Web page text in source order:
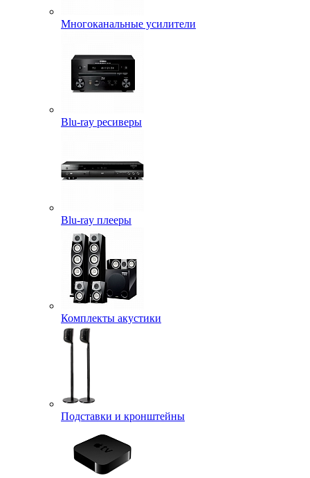
Многоканальные усилители
Blu-ray ресиверы
Blu-ray плееры
Комплекты акустики
Подставки и кронштейны